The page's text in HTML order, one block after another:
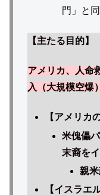
門」と
【主たる目的】
アメリカ、人命
入（大規模空爆
【アメリカ
米傀儡
末裔を
親
【イスラエ